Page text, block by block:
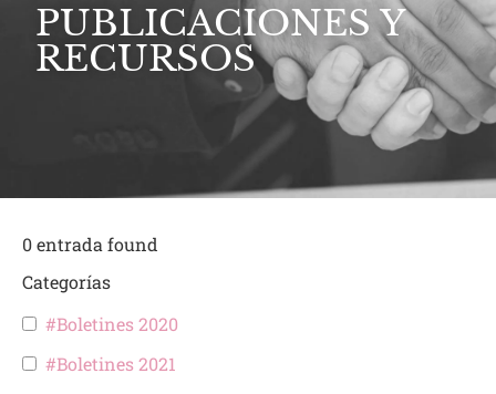
PUBLICACIONES Y
RECURSOS
0entrada found
Categorías
#Boletines 2020
#Boletines 2021